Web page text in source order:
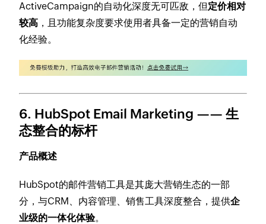
ActiveCampaign的自动化深度无可匹敌，但定价相对
较高 ，且功能复杂度要求使用者具备一定的营销自动
化经验。
6. HubSpot Email Marketing —— 生
态整合的标杆
产品概述
HubSpot的邮件营销工具是其庞大营销生态的一部
分，与CRM、内容管理、销售工具深度整合，提供企
业级的一体化体验。